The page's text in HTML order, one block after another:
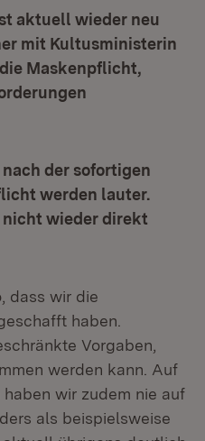
aktuell wieder neu
mit Kultusministerin
Maskenpflicht,
nach der sofortigen
werden lauter.
nicht wieder direkt
dass wir die
haben.
Vorgaben,
werden kann. Auf
wir zudem nie auf
als beispielsweise